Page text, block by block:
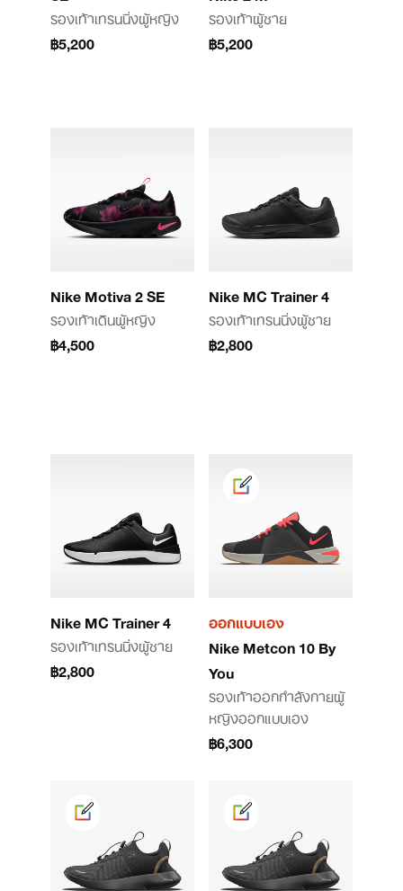
รองเท้าเทรนนิ่งผู้หญิง
฿5,200
รองเท้าผู้ชาย
฿5,200
Nike Motiva 2 SE
รองเท้าเดินผู้หญิง
฿4,500
Nike MC Trainer 4
รองเท้าเทรนนิ่งผู้ชาย
฿2,800
Nike MC Trainer 4
รองเท้าเทรนนิ่งผู้ชาย
฿2,800
ออกแบบเอง
Nike Metcon 10 By
You
รองเท้าออกกําลังกายผู้
หญิงออกแบบเอง
฿6,300